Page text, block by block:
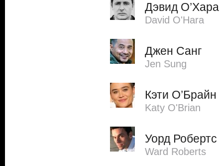
Дэвид О’Хара
David O'Hara
Джен Санг
Jen Sung
Кэти О’Брайн
Katy O'Brian
Уорд Робертс
Ward Roberts